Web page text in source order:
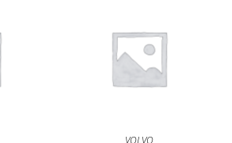
VOLVO